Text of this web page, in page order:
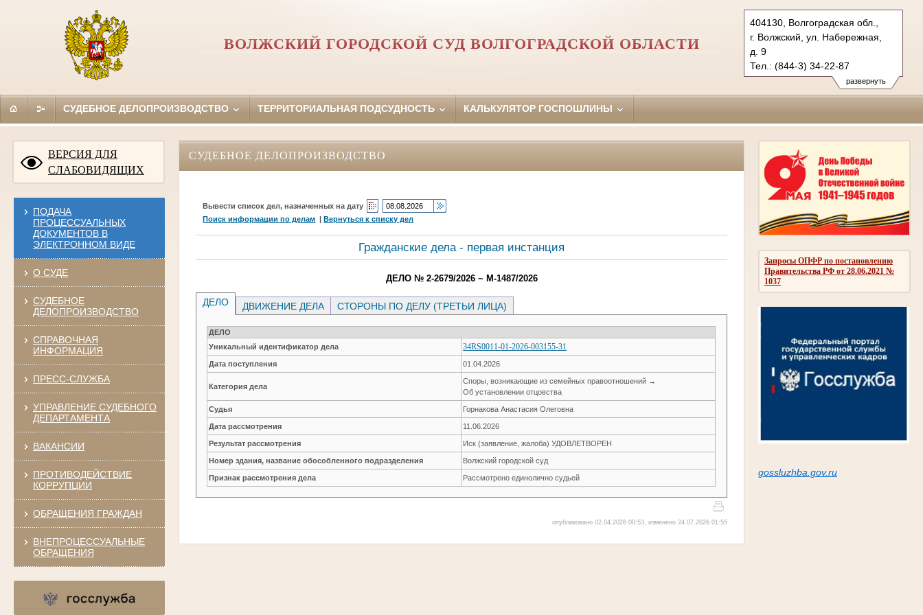
развернуть
404130, Волгоградская обл.,
г. Волжский, ул. Набережная,
д. 9
Тел.: (844-3) 34-22-87
vol.vol@sudrf.ru
ВОЛЖСКИЙ ГОРОДСКОЙ СУД ВОЛГОГРАДСКОЙ ОБЛАСТИ
СУДЕБНОЕ ДЕЛОПРОИЗВОДСТВО ТЕРРИТОРИАЛЬНАЯ ПОДСУДНОСТЬ КАЛЬКУЛЯТОР ГОСПОШЛИНЫ
ВЕРСИЯ ДЛЯ
СЛАБОВИДЯЩИХ
ПОДАЧА
ПРОЦЕССУАЛЬНЫХ
ДОКУМЕНТОВ В
ЭЛЕКТРОННОМ ВИДЕ
О СУДЕ
СУДЕБНОЕ
ДЕЛОПРОИЗВОДСТВО
СПРАВОЧНАЯ
ИНФОРМАЦИЯ
ПРЕСС-СЛУЖБА
УПРАВЛЕНИЕ СУДЕБНОГО
ДЕПАРТАМЕНТА
ВАКАНСИИ
ПРОТИВОДЕЙСТВИЕ
КОРРУПЦИИ
ОБРАЩЕНИЯ ГРАЖДАН
ВНЕПРОЦЕССУАЛЬНЫЕ
ОБРАЩЕНИЯ
Запросы ОПФР по постановлению
Правительства РФ от 28.06.2021 №
1037
gossluzhba.gov.ru
СУДЕБНОЕ ДЕЛОПРОИЗВОДСТВО
Вывести список дел, назначенных на дату
Поиск информации по делам |Вернуться к списку дел
Гражданские дела - первая инстанция
ДЕЛО № 2-2679/2026 ~ М-1487/2026
ДЕЛО ДВИЖЕНИЕ ДЕЛА СТОРОНЫ ПО ДЕЛУ (ТРЕТЬИ ЛИЦА)
ДЕЛО
Уникальный идентификатор дела
34RS0011-01-2026-003155-31
Дата поступления 01.04.2026
Категория дела
Споры, возникающие из семейных правоотношений →
Об установлении отцовства
Судья Горнакова Анастасия Олеговна
Дата рассмотрения 11.06.2026
Результат рассмотрения Иск (заявление, жалоба) УДОВЛЕТВОРЕН
Номер здания, название обособленного подразделения Волжский городской суд
Признак рассмотрения дела Рассмотрено единолично судьей
опубликовано 02.04.2026 00:53, изменено 24.07.2026 01:55